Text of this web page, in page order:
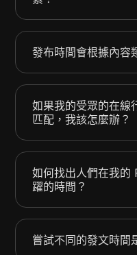
發布時間會根據內容
如果我的受眾的在線
匹配，我該怎麼辦？
如何找出人們在我
躍的時間？
嘗試不同的發文時間